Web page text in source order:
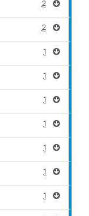
2
2
1
1
1
1
1
1
1